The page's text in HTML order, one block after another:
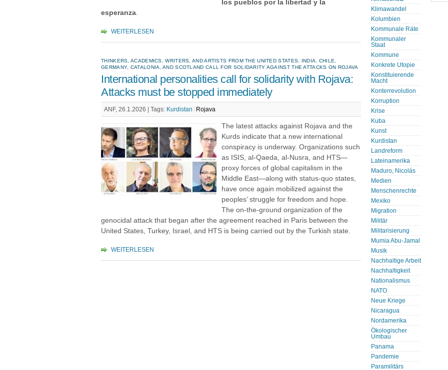
los pueblos por la libertad y la
esperanza.
WEITERLESEN
THINKERS, ACADEMICS, WRITERS, AND ARTISTS FROM THE UNITED STATES, INDIA, CHILE,
GERMANY, CATALONIA, AND SCOTLAND CALL FOR SOLIDARITY AGAINST THE ATTACKS ON ROJAVA
International personalities call for solidarity with Rojava:
Attacks must be stopped immediately
ANF, 26.1.2026 | Tags: Kurdistan Rojava
The latest attacks against Rojava and the
Kurds indicate that a new international
conspiracy is underway. Organizations such
as ISIS, al-Qaeda, al-Nusra, and HTS—
proxy forces of global capitalism in the
Middle East—along with status-quo states,
have once again mobilized against the
peoples’ struggle for freedom and hope.
The on-the-ground organization of the
genocidal attack that began after the agreement reached in Paris between the
United States, Turkey, Israel, and HTS is being carried out by the Turkish state.
WEITERLESEN
Klimawandel
Kolumbien
Kommunale Räte
Kommunaler
Staat
Kommune
Konkrete Utopie
Konstituierende
Macht
Konterrevolution
Korruption
Krise
Kuba
Kunst
Kurdistan
Landreform
Lateinamerika
Maduro, Nicolás
Medien
Menschenrechte
Mexiko
Migration
Militär
Militarisierung
Mumia Abu-Jamal
Musik
Nachhaltige Arbeit
Nachhaltigkeit
Nationalismus
NATO
Neue Kriege
Nicaragua
Nordamerika
Ökologischer
Umbau
Panama
Pandemie
Paramilitärs